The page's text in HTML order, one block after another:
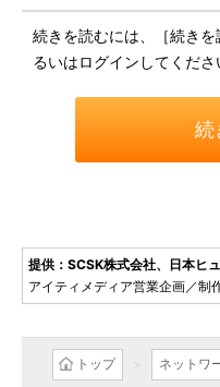
続きを読むには、［続き
るいはログインしてくださ
続
提供：SCSK株式会社、日本ヒ
アイティメディア営業企画／制
トップ ネットワ